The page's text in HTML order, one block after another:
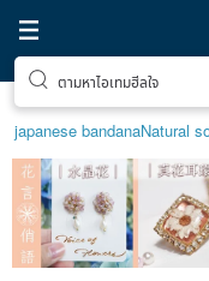
ตามหาไอเทมฮีลใจ
japanese bandanaNatural